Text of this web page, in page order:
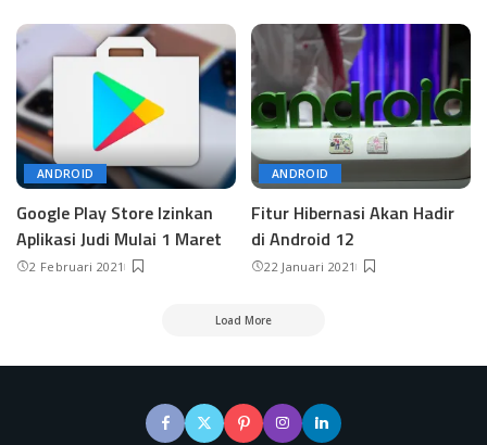
ANDROID
Google Play Store Izinkan
Aplikasi Judi Mulai 1 Maret
2 Februari 2021
ANDROID
Fitur Hibernasi Akan Hadir
di Android 12
22 Januari 2021
Load More